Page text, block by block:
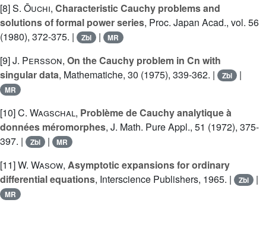
[8]S. Ōuchi, Characteristic Cauchy problems and
solutions of formal power series, Proc. Japan Acad., vol. 56
(1980), 372-375. |
Zbl | MR
[9]J. Persson, On the Cauchy problem in Cn with
singular data, Mathematiche, 30 (1975), 339-362. | Zbl |
MR
[10]C. Wagschal, Problème de Cauchy analytique à
données méromorphes, J. Math. Pure Appl., 51 (1972), 375-
397. |
Zbl | MR
[11]W. Wasow, Asymptotic expansions for ordinary
differential equations, Interscience Publishers, 1965. | Zbl |
MR